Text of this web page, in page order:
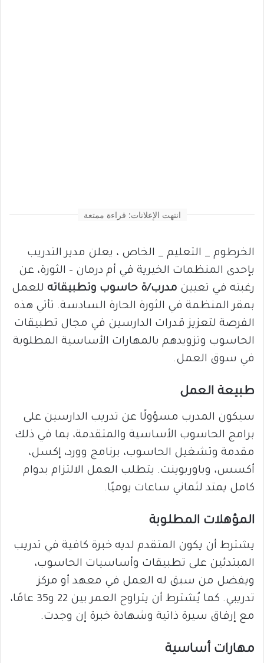
انتهت الإعلانات: قراءة ممتعة
الخرطوم _ التعليم _ الخاص ، يعلن مدير التدريب
بإحدى المنظمات الخيرية في أم درمان – الثورة، عن
رغبته في تعيين مدرب/ة حاسوب وتطبيقاته للعمل
بمقر المنظمة في الثورة الحارة السادسة. تأتي هذه
الفرصة لتعزيز قدرات الدارسين في مجال تطبيقات
الحاسوب وتزويدهم بالمهارات الأساسية المطلوبة
في سوق العمل.
طبيعة العمل
سيكون المدرب مسؤولًا عن تدريب الدارسين على
برامج الحاسوب الأساسية والمتقدمة، بما في ذلك
مقدمة وتشغيل الحاسوب، برنامج وورد، إكسل،
أكسس، وباوربوينت. يتطلب العمل الالتزام بدوام
كامل يمتد لثماني ساعات يوميًا.
المؤهلات المطلوبة
يشترط أن يكون المتقدم لديه خبرة كافية في تدريب
المبتدئين على تطبيقات وأساسيات الحاسوب،
ويفضل من سبق له العمل في معهد أو مركز
تدريبي. كما يُشترط أن يتراوح العمر بين 22 و35 عامًا،
مع إرفاق سيرة ذاتية وشهادة خبرة إن وجدت.
مهارات أساسية